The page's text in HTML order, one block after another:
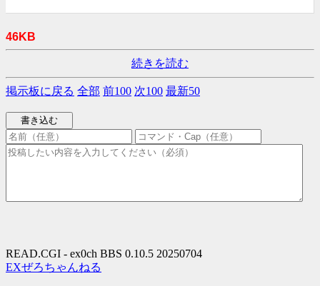
46KB
続きを読む
掲示板に戻る 全部 前100 次100 最新50
READ.CGI - ex0ch BBS 0.10.5 20250704
EXぜろちゃんねる